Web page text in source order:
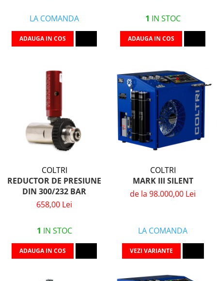
LA COMANDA
ADAUGA IN COS
1 IN STOC
ADAUGA IN COS
COLTRI
REDUCTOR DE PRESIUNE
DIN 300/232 BAR
658,00 Lei
1 IN STOC
ADAUGA IN COS
COLTRI
MARK III SILENT
de la 98.000,00 Lei
LA COMANDA
VEZI VARIANTE